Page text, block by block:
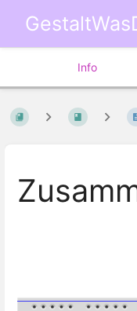
Info